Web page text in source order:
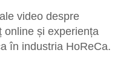
video despre
online și experiența
în industria HoReCa.